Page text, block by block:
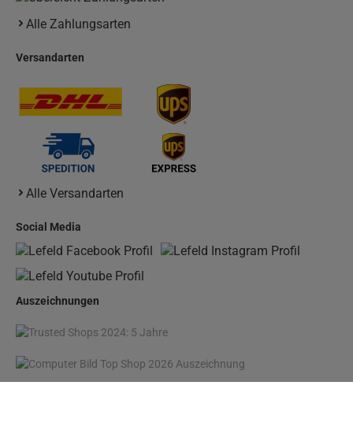
Alle Zahlungsarten
Versandarten
Alle Versandarten
Social Media
Auszeichnungen